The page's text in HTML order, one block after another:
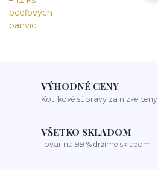
VÝHODNÉ CENY
Kotlíkové súpravy za nízke ceny
VŠETKO SKLADOM
Tovar na 99 % držíme skladom